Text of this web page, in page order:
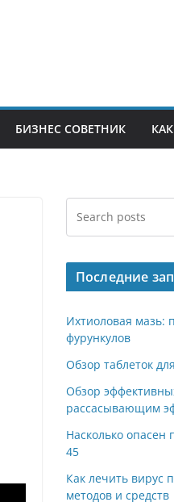
БИЗНЕС СОВЕТНИК
Последние
Ихтиоловая мазь:
фурункулов
Обзор таблеток
Обзор
рассасывающим
Насколько опасен
45
Как лечить вирус
методов и средств